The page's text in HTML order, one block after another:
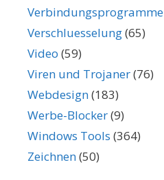
Verbindungsprogramme
Verschluesselung(65)
Video (59)
Viren und Trojaner(76)
Webdesign(183)
Werbe-Blocker(9)
Windows Tools (364)
Zeichnen(50)